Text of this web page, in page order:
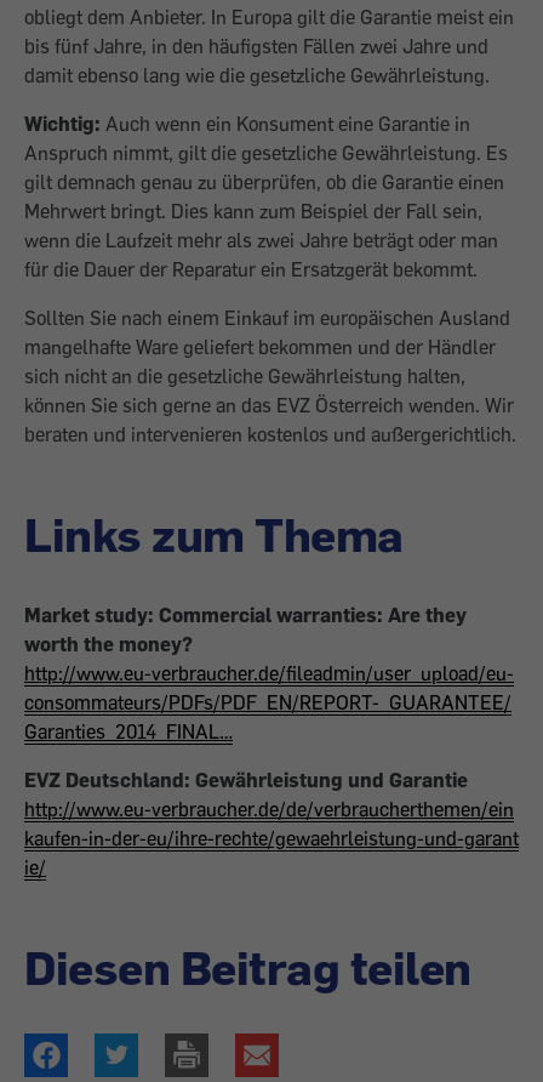
obliegt dem Anbieter. In Europa gilt die Garantie meist ein
bis fünf Jahre, in den häufigsten Fällen zwei Jahre und
damit ebenso lang wie die gesetzliche Gewährleistung.
Wichtig: Auch wenn ein Konsument eine Garantie in
Anspruch nimmt, gilt die gesetzliche Gewährleistung. Es
gilt demnach genau zu überprüfen, ob die Garantie einen
Mehrwert bringt. Dies kann zum Beispiel der Fall sein,
wenn die Laufzeit mehr als zwei Jahre beträgt oder man
für die Dauer der Reparatur ein Ersatzgerät bekommt.
Sollten Sie nach einem Einkauf im europäischen Ausland
mangelhafte Ware geliefert bekommen und der Händler
sich nicht an die gesetzliche Gewährleistung halten,
können Sie sich gerne an das EVZ Österreich wenden. Wir
beraten und intervenieren kostenlos und außergerichtlich.
Links zum Thema
Market study: Commercial warranties: Are they
worth the money?
http://www.eu-verbraucher.de/fileadmin/user_upload/eu-
consommateurs/PDFs/PDF_EN/REPORT-_GUARANTEE/
Garanties_2014_FINAL…
EVZ Deutschland: Gewährleistung und Garantie
http://www.eu-verbraucher.de/de/verbraucherthemen/ein
kaufen-in-der-eu/ihre-rechte/gewaehrleistung-und-garant
ie/
Diesen Beitrag teilen